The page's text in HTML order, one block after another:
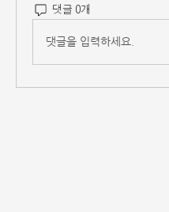
댓글 0개
댓글을 입력하세요.